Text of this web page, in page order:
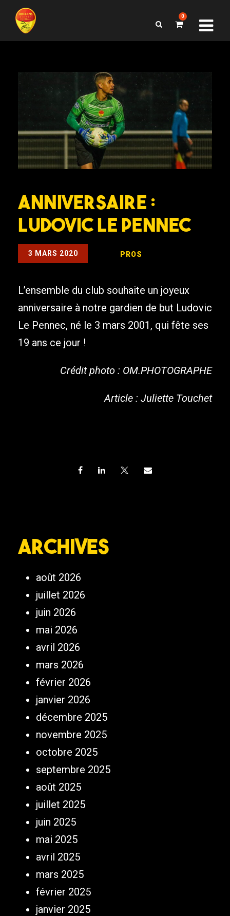
0
Anniversaire :
Ludovic Le Pennec
3 MARS 2020 PROS
L’ensemble du club souhaite un joyeux
anniversaire à notre gardien de but Ludovic
Le Pennec, né le 3 mars 2001, qui fête ses
19 ans ce jour !
Crédit photo : OM.PHOTOGRAPHE
Article : Juliette Touchet
Archives
août 2026
juillet 2026
juin 2026
mai 2026
avril 2026
mars 2026
février 2026
janvier 2026
décembre 2025
novembre 2025
octobre 2025
septembre 2025
août 2025
juillet 2025
juin 2025
mai 2025
avril 2025
mars 2025
février 2025
janvier 2025